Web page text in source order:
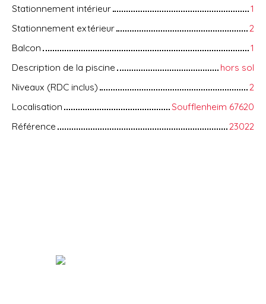
Stationnement intérieur
1
Stationnement extérieur
2
Balcon
1
Description de la piscine
hors sol
Niveaux (RDC inclus)
2
Localisation
Soufflenheim 67620
Référence
23022